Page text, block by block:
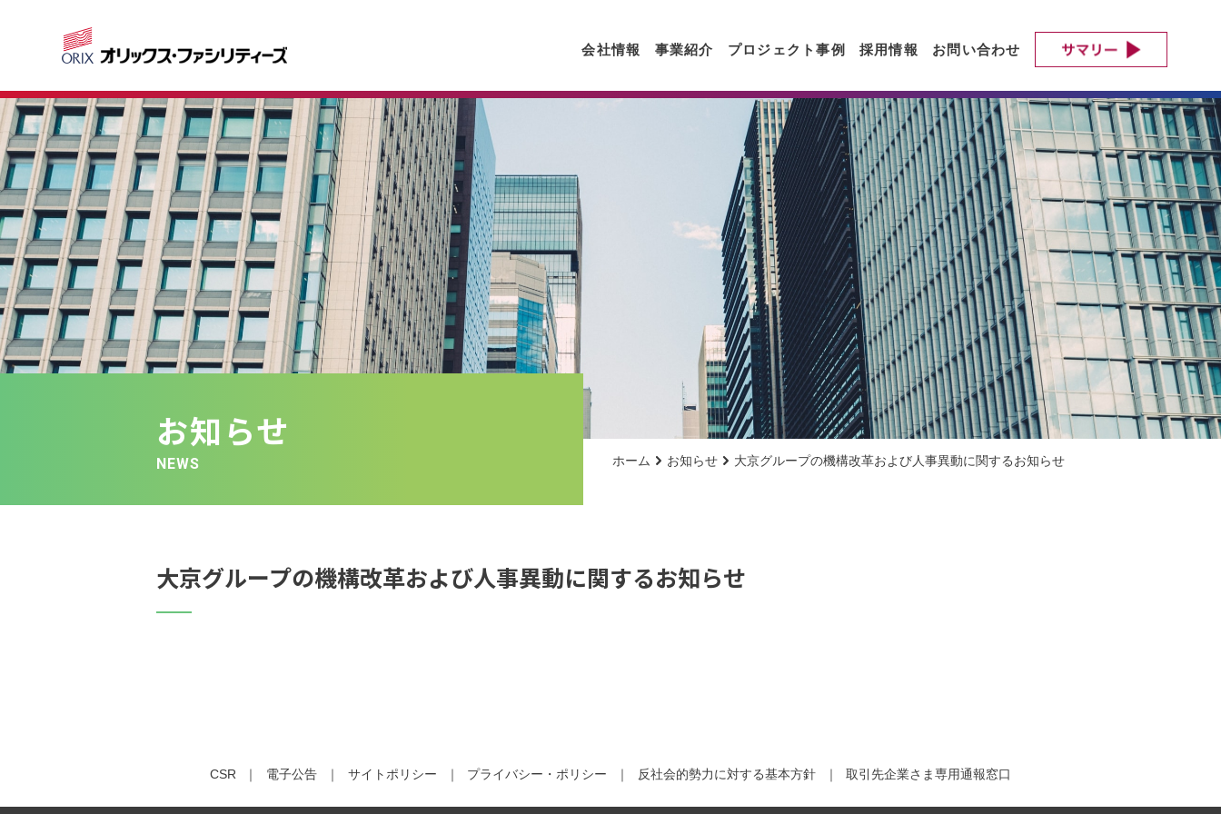
会社情報 事業紹介 プロジェクト事例 採用情報 お問い合わせ
お知らせ
NEWS ホーム お知らせ 大京グループの機構改革および人事異動に関するお知らせ
大京グループの機構改革および人事異動に関するお知らせ
CSR 電子公告 サイトポリシー プライバシー・ポリシー 反社会的勢力に対する基本方針 取引先企業さま専用通報窓口